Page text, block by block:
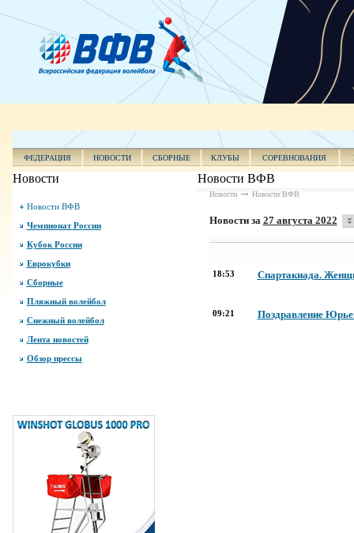
ФЕДЕРАЦИЯ НОВОСТИ СБОРНЫЕ КЛУБЫ СОРЕВНОВАНИЯ
Новости
Новости ВФВ
Чемпионат России
Кубок России
Еврокубки
Сборные
Пляжный волейбол
Снежный волейбол
Лента новостей
Обзор прессы
Новости ВФВ
Новости Новости ВФВ
Новости за 27 августа 2022
18:53 Спартакиада.
09:21 Поздравление